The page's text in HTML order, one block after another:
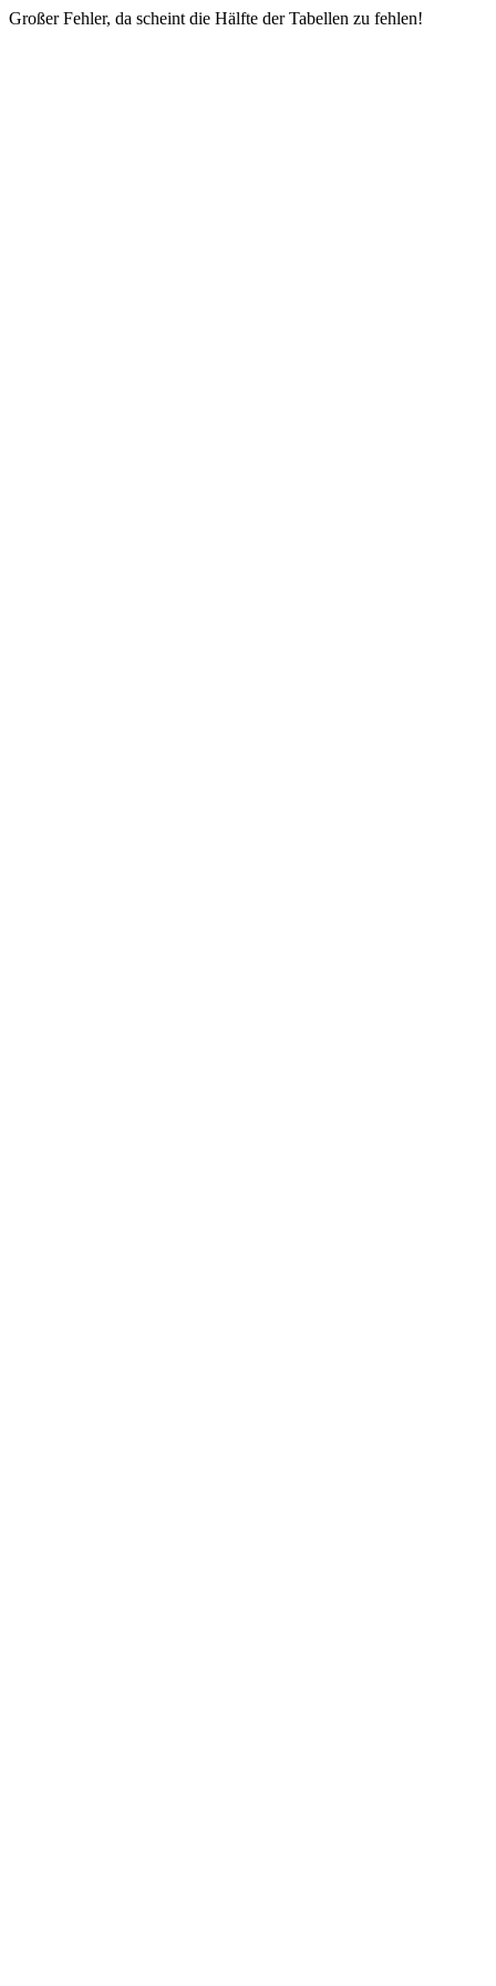
Großer Fehler, da scheint die Hälfte der Tabellen zu fehlen!